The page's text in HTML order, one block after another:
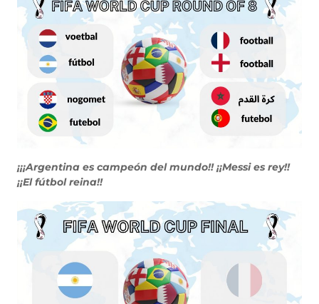
¡¡¡Argentina es campeón del mundo!! ¡¡Messi es rey!!
¡¡El fútbol reina!!